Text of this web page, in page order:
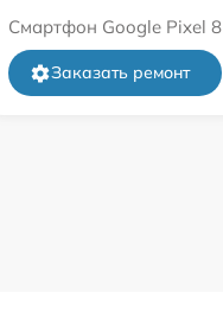
Смартфон Google Pixel 8
Заказать ремонт